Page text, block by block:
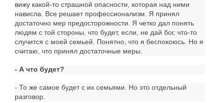
вижу какой-то страшной опасности, которая над ними
нависла. Все решает профессионализм. Я принял
достаточно мер предосторожности. Я четко дал понять
людям с той стороны, что будет, если, не дай бог, что-то
случится с моей семьей. Понятно, что я беспокоюсь. Но я
считаю, что принял достаточные меры.
- А что будет?
- То же самое будет с их семьями. Но это отдельный
разговор.